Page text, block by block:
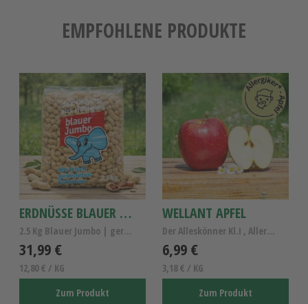
EMPFOHLENE PRODUKTE
ERDNÜSSE BLAUER JUMBO - GERÖSTET
2.5 Kg Blauer Jumbo | geröstete Erdnüsse
31,99 €
12,80 € / KG
Zum Produkt
WELLANT APFEL
Der Alleskönner Kl.I , Allergiker Apfel Wellant
6,99 €
3,18 € / KG
Zum Produkt